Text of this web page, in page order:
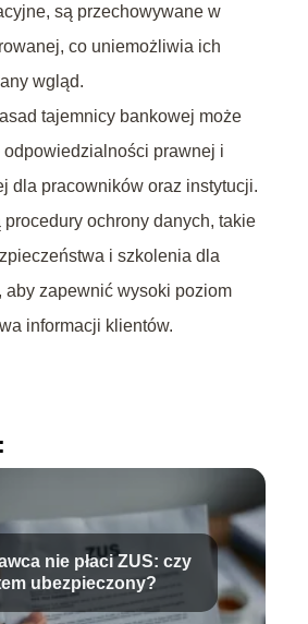
są przechowywane w
co uniemożliwia ich
wgląd.
tajemnicy bankowej może
odpowiedzialności prawnej i
dla pracowników oraz instytucji.
procedury ochrony danych, takie
i szkolenia dla
aby zapewnić wysoki poziom
informacji klientów.
nie płaci ZUS: czy
ubezpieczony?